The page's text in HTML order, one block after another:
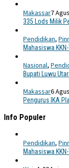
Makassar7
335 Lods Milik
Pendidikan,
Mahasiswa
Nasional,
Bupati Luwu
Makassar6
Pengurus IKA
Info Populer
Pendidikan,
Mahasiswa